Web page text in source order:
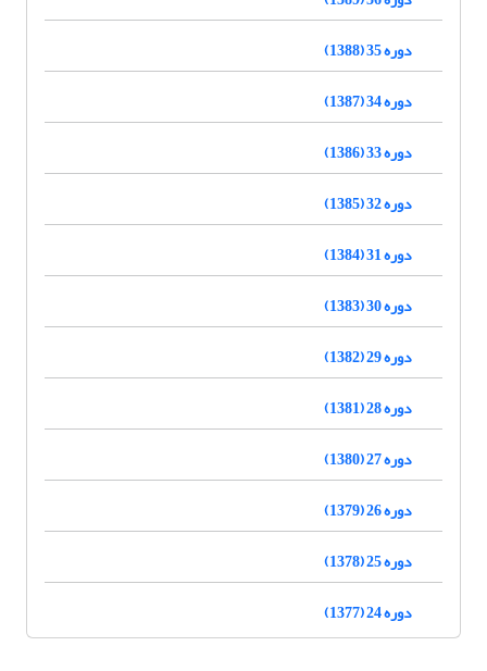
دوره 35 (1388)
دوره 34 (1387)
دوره 33 (1386)
دوره 32 (1385)
دوره 31 (1384)
دوره 30 (1383)
دوره 29 (1382)
دوره 28 (1381)
دوره 27 (1380)
دوره 26 (1379)
دوره 25 (1378)
دوره 24 (1377)